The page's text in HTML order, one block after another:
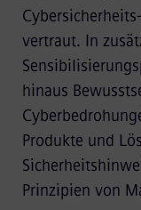
vertraut. In
hinaus
Produkte und
Prinzipien von